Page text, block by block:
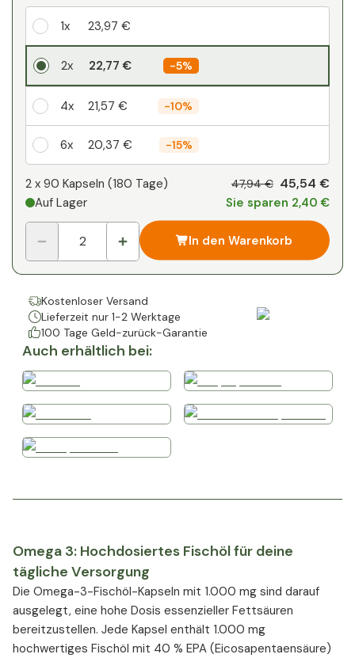
1x 23,97 €
2x 22,77 € -5%
4x 21,57 € -10%
6x 20,37 € -15%
Ihr persönlicher Rabatt
2x -%
2 x 90 Kapseln (180 Tage)
Auf Lager
47,94 € 45,54 €
Sie sparen 2,40 €
In den Warenkorb
Kostenloser Versand
Lieferzeit nur 1-2 Werktage
100 Tage Geld-zurück-Garantie
Auch erhältlich bei:
Omega 3: Hochdosiertes Fischöl für deine
tägliche Versorgung
Die Omega-3-Fischöl-Kapseln mit 1.000 mg sind darauf
ausgelegt, eine hohe Dosis essenzieller Fettsäuren
bereitzustellen. Jede Kapsel enthält 1.000 mg
hochwertiges Fischöl mit 40 % EPA (Eicosapentaensäure)